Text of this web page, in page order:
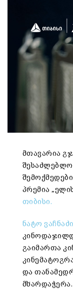
მთავარია
პრემია
თიბისი.
ნატო
გაიმართა
და
მხარდაჭერა.